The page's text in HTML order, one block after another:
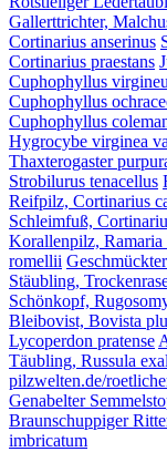
Gallerttrichter,
Cortinarius anserinus
Cortinarius praestans
Cuphophyllus
Cuphophyllus
Cuphophyllus
Hygrocybe virginea
Thaxterogaster
Strobilurus tenacellus
Reifpilz, Cortinarius
Schleimfuß,
Korallenpilz, Ramaria
romellii
Stäubling,
Schönkopf,
Bleibovist, Bovista
Lycoperdon pratense
Täubling, Russula
pilzwelten.de/
Genabelter
Braunschuppiger
imbricatum